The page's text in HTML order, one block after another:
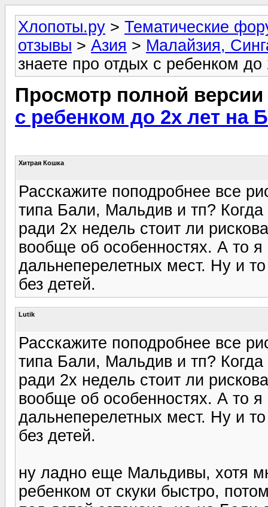
Хлопоты.ру > Тематические
отзывы > Азия > Малайзия,
знаете про отдых с ребенком
Просмотр полной
с ребенком до 2х лет на
Хитрая Кошка
Расскажите поподробнее все
типа Бали, Мальдив и тп?
ради 2х недель стоит ли
вообще об особенностях. А то
дальнеперелетных мест. Ну и
без детей.
Lutik
Расскажите поподробнее все
типа Бали, Мальдив и тп?
ради 2х недель стоит ли
вообще об особенностях. А то
дальнеперелетных мест. Ну и
без детей.
ну ладно еще Мальдивы, хотя
ребенком от скуки быстро,